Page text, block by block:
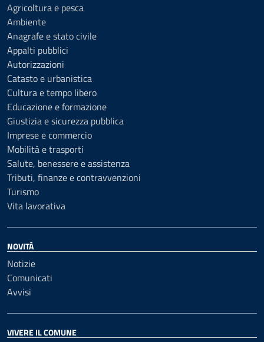
Agricoltura e pesca
Ambiente
Anagrafe e stato civile
Appalti pubblici
Autorizzazioni
Catasto e urbanistica
Cultura e tempo libero
Educazione e formazione
Giustizia e sicurezza pubblica
Imprese e commercio
Mobilità e trasporti
Salute, benessere e assistenza
Tributi, finanze e contravvenzioni
Turismo
Vita lavorativa
NOVITÀ
Notizie
Comunicati
Avvisi
VIVERE IL COMUNE